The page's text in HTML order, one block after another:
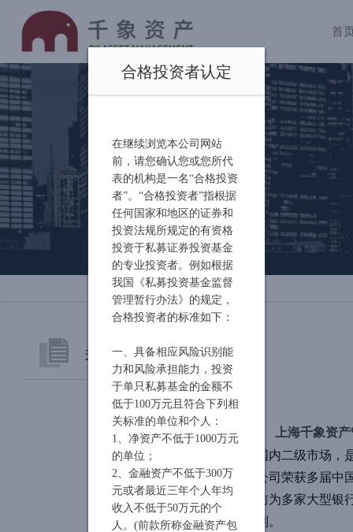
合格投资者认定
在继续浏览本公司网站
前，请您确认您或您所代
表的机构是一名“合格投资
者”。“合格投资者”指根据
任何国家和地区的证券和
投资法规所规定的有资格
投资于私募证券投资基金
的专业投资者。例如根据
我国《私募投资基金监督
管理暂行办法》的规定，
合格投资者的标准如下：
一、具备相应风险识别能
力和风险承担能力，投资
于单只私募基金的金额不
低于100万元且符合下列相
关标准的单位和个人：
1、净资产不低于1000万元
的单位；
2、金融资产不低于300万
元或者最近三年个人年均
收入不低于50万元的个
人。(前款所称金融资产包
首
关于千象
公司简介
管理团队
组织架构
合作伙伴
上海千象资产
国内二级市场
公司荣获多届
前为多家大型
列。